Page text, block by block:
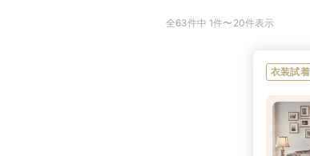
全63件中 1件〜20件表示
衣装試着